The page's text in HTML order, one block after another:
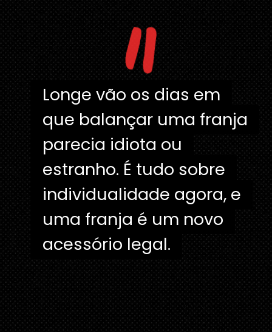
"
Longe vão os dias em
que balançar uma franja
parecia idiota ou
estranho. É tudo sobre
individualidade agora, e
uma franja é um novo
acessório legal.
Longe vão os dias em
que balançar uma franja
parecia idiota ou
estranho. É tudo sobre
individualidade agora, e
uma franja é um novo